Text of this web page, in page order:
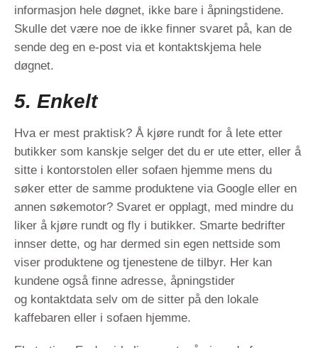
informasjon hele døgnet, ikke bare i åpningstidene.
Skulle det være noe de ikke finner svaret på, kan de
sende deg en e-post via et kontaktskjema hele
døgnet.
5. Enkelt
Hva er mest praktisk? Å kjøre rundt for å lete etter
butikker som kanskje selger det du er ute etter, eller å
sitte i kontorstolen eller sofaen hjemme mens du
søker etter de samme produktene via Google eller en
annen søkemotor? Svaret er opplagt, med mindre du
liker å kjøre rundt og fly i butikker. Smarte bedrifter
innser dette, og har dermed sin egen nettside som
viser produktene og tjenestene de tilbyr. Her kan
kundene også finne adresse, åpningstider
og kontaktdata selv om de sitter på den lokale
kaffebaren eller i sofaen hjemme.